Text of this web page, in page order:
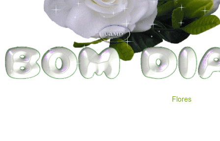
Flores